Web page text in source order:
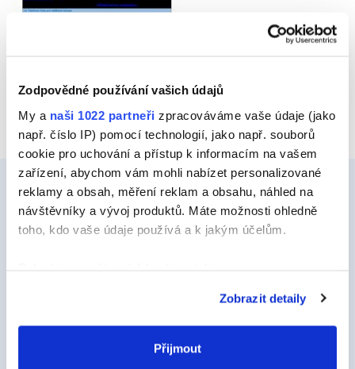
Zodpovědné používání vašich údajů
My a naši 1022 partneři zpracováváme vaše údaje (jako
např. číslo IP) pomocí technologií, jako např. souborů
cookie pro uchování a přístup k informacím na vašem
zařízení, abychom vám mohli nabízet personalizované
reklamy a obsah, měření reklam a obsahu, náhled na
návštěvníky a vývoj produktů. Máte možnosti ohledně
toho, kdo vaše údaje používá a k jakým účelům.
poloze, které mohou být přesné na několik metrů
Identifikovali vaše zařízení pomocí aktivního
skenování pro konkrétní charakteristiky (otisk prstu)
Zobrazit detaily
Přijmout
Ceys